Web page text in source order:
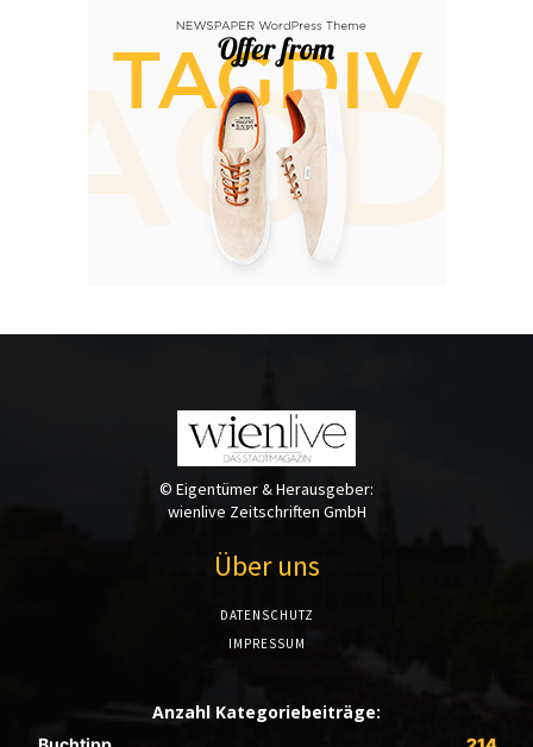
© Eigentümer & Herausgeber:
wienlive Zeitschriften GmbH
Über uns
DATENSCHUTZ
IMPRESSUM
Anzahl Kategoriebeiträge: